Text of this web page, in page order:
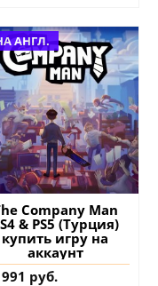
АНГЛ.
Company Man
& PS5 (Турция)
купить игру на
аккаунт
руб.